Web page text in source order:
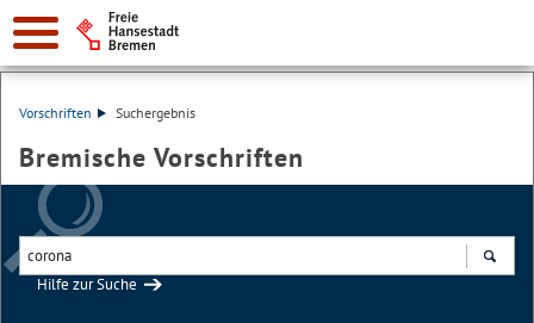
Vorschriften Suchergebnis
Bremische Vorschriften
Hilfe zur Suche